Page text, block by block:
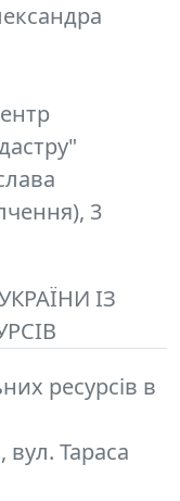
3
ІЗ
ресурсів в
Тараса